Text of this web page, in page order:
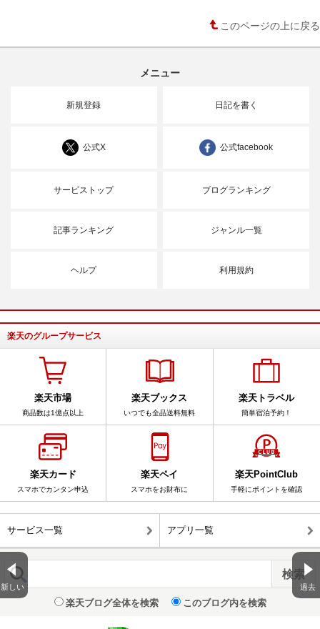
新しい 過去
このページの上に戻る
メニュー
新規登録 日記を書く
公式X 公式facebook
サービストップ ブログランキング
記事ランキング ジャンル一覧
ヘルプ 利用規約
楽天のグループサービス
楽天市場
商品数は1億点以上
楽天ブックス
いつでも全品送料無料
楽天トラベル
簡単宿泊予約！
楽天カード
スマホでカンタン申込
楽天ペイ
スマホをお財布に
楽天PointClub
手軽にポイントを確認
サービス一覧 アプリ一覧
楽天ブログ全体を検索 このブログ内を検索